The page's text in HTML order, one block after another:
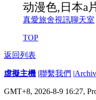
动漫色,日本a
真愛旅舍視訊聊天室
TOP
返回列表
虛擬主機 |聯繫我們 |
GMT+8, 2026-8-9 16:27,